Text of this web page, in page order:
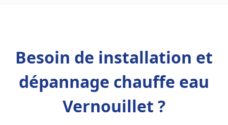
Besoin de installation et
dépannage chauffe eau
Vernouillet ?